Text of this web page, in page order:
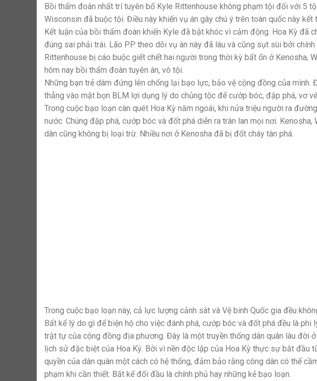
Bồi thẩm đoàn nhất trí tuyên bố Kyle Rittenhouse không phạm tội đối với 5
Wisconsin đã buộc tội. Điều này khiến vụ án gây chú ý trên toàn quốc này kết
Kết luận của bồi thẩm đoàn khiến Kyle đã bật khóc vì cảm động. Hoa Kỳ đã
đúng sai phải trái. Lão PP theo dõi vụ án này đã lâu và cũng sụt sùi bởi
Rittenhouse bị cáo buộc giết chết hai người trong thời kỳ bất ổn ở Kenosha,
hôm nay bồi thẩm đoàn tuyên án, vô tội.
Những bạn trẻ dám đứng lên chống lại bạo lực, bảo vệ cộng đồng của
thẳng vào mặt bọn BLM lợi dụng lý do chủng tộc để cướp bóc, đập phá, vơ
Trong cuộc bạo loạn càn quét Hoa Kỳ năm ngoái, khi nửa triệu người ra
nước. Chúng đập phá, cướp bóc và đốt phá diễn ra tràn lan mọi nơi.
dân cũng không bị loại trừ. Nhiều nơi ở Kenosha đã bị đốt cháy tàn phá.
Trong cuộc bạo loạn này, cả lực lượng cảnh sát và Vệ binh Quốc gia đều
Bất kể lý do gì để biện hộ cho việc đánh phá, cướp bóc và đốt phá đều là
trật tự của cộng đồng địa phương. Đây là một truyền thống dân quân lâu đời
lịch sử đặc biệt của Hoa Kỳ. Bởi vì nền độc lập của Hoa Kỳ thực sự bắt đầu
quyền của dân quân một cách có hệ thống, đảm bảo rằng công dân có thể
phạm khi cần thiết. Bất kể đối đầu là chính phủ hay những kẻ bạo loạn.